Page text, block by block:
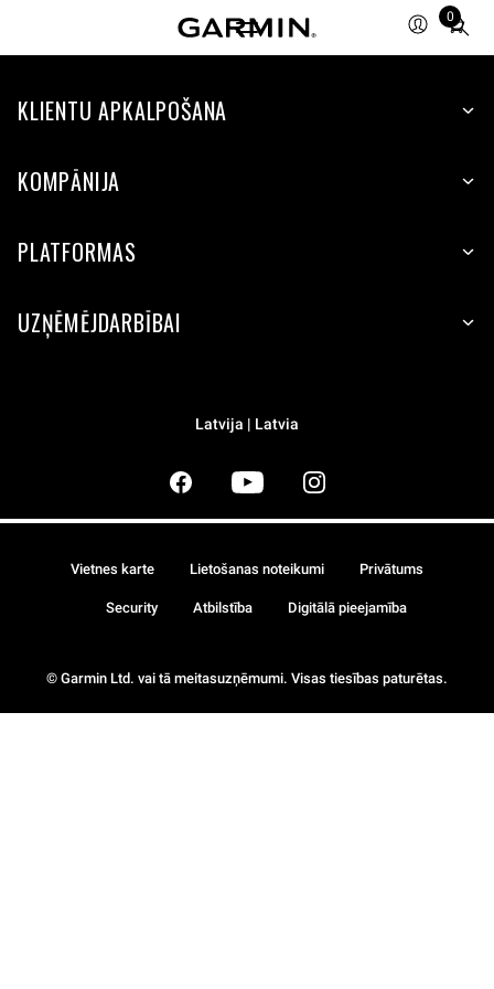
0
Total
items
cart:
KLIENTU APKALPOŠANA
KOMPĀNIJA
PLATFORMAS
UZŅĒMĒJDARBĪBAI
Latvija | Latvia
© Garmin Ltd. vai tā meitasuzņēmumi. Visas tiesības paturētas.
Vietnes karte Lietošanas noteikumi Privātums
Security Atbilstība Digitālā pieejamība